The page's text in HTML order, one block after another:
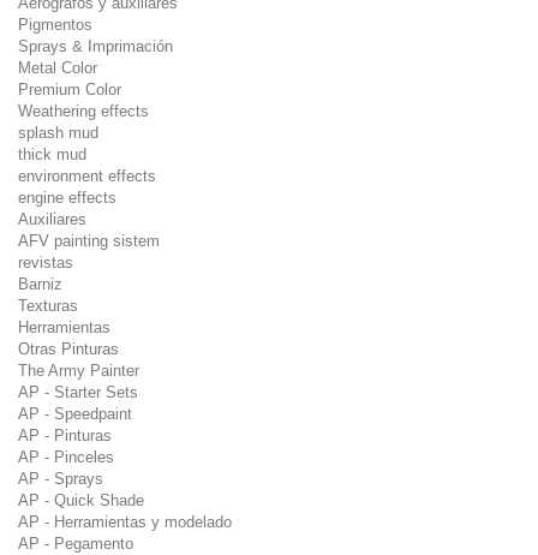
Pigmentos
Sprays & Imprimación
Metal Color
Premium Color
Weathering effects
splash mud
thick mud
environment effects
engine effects
Auxiliares
AFV painting sistem
revistas
Barniz
Texturas
Herramientas
Otras Pinturas
The Army Painter
AP - Starter Sets
AP - Speedpaint
AP - Pinturas
AP - Pinceles
AP - Sprays
AP - Quick Shade
AP - Herramientas y modelado
AP - Pegamento